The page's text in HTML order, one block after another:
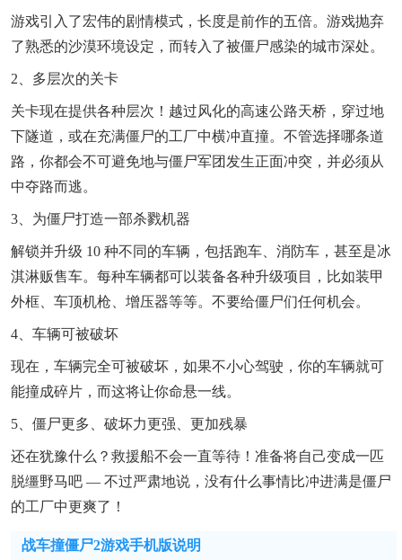
游戏引入了宏伟的剧情模式，长度是前作的五倍。游戏抛弃
了熟悉的沙漠环境设定，而转入了被僵尸感染的城市深处。
2、多层次的关卡
关卡现在提供各种层次！越过风化的高速公路天桥，穿过地
下隧道，或在充满僵尸的工厂中横冲直撞。不管选择哪条道
路，你都会不可避免地与僵尸军团发生正面冲突，并必须从
中夺路而逃。
3、为僵尸打造一部杀戮机器
解锁并升级 10 种不同的车辆，包括跑车、消防车，甚至是冰
淇淋贩售车。每种车辆都可以装备各种升级项目，比如装甲
外框、车顶机枪、增压器等等。不要给僵尸们任何机会。
4、车辆可被破坏
现在，车辆完全可被破坏，如果不小心驾驶，你的车辆就可
能撞成碎片，而这将让你命悬一线。
5、僵尸更多、破坏力更强、更加残暴
还在犹豫什么？救援船不会一直等待！准备将自己变成一匹
脱缰野马吧 — 不过严肃地说，没有什么事情比冲进满是僵尸
的工厂中更爽了！
战车撞僵尸2游戏手机版说明